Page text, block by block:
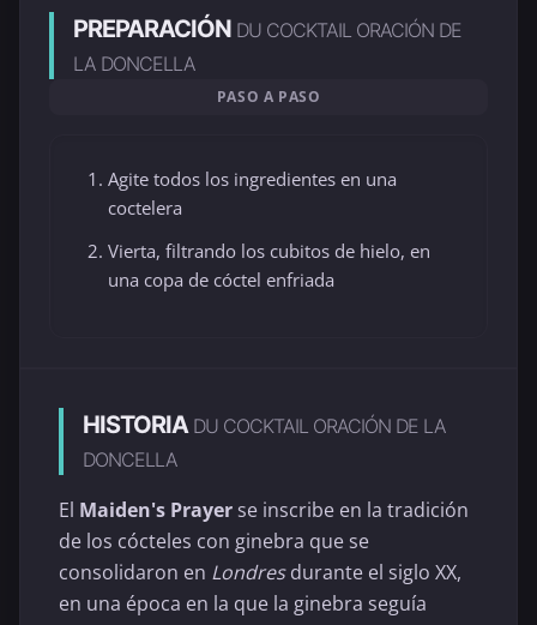
PREPARACIÓN DU COCKTAIL ORACIÓN DE
LA DONCELLA
PASO A PASO
Agite todos los ingredientes en una
coctelera
Vierta, filtrando los cubitos de hielo, en
una copa de cóctel enfriada
HISTORIA DU COCKTAIL ORACIÓN DE LA
DONCELLA
El Maiden's Prayer se inscribe en la tradición
de los cócteles con ginebra que se
consolidaron en Londresdurante el siglo XX,
en una época en la que la ginebra seguía